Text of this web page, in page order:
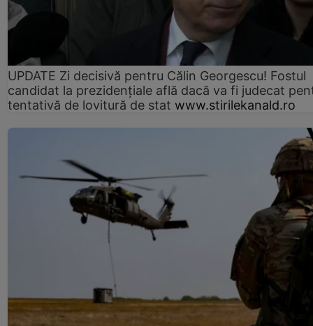
UPDATE Zi decisivă pentru Călin Georgescu! Fostul
candidat la prezidențiale află dacă va fi judecat
tentativă de lovitură de stat www.stirilekanald.ro